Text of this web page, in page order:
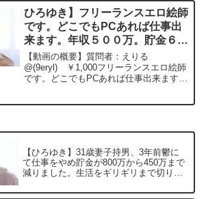
働きたいと思っています。求人情報とか
面接とかの段階で...
ひろゆき】フリーランスエロ絵師
です。どこでもPCあれば仕事出
来ます。年収５００万。貯金６０
０万スウェーデンに移住したい
ー ひろゆき切り抜き
20250408
【動画の概要】質問者：えりる
@(9eryl) ￥1,000フリーランスエロ絵師
です。どこでもPCあれば仕事出来ます。
【ひろゆき】31歳妻子持男、3年前鬱に
て仕事をやめ貯金が800万から450万まで
減りました。生活をギリギリまで切り詰
ひろゆき切り抜き 20250505